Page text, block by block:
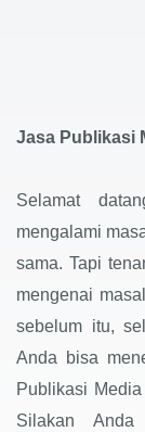
Jasa Publikasi
Selamat
mengalami
sama. Tapi
mengenai
sebelum itu,
Anda bisa
Publikasi
Silakan